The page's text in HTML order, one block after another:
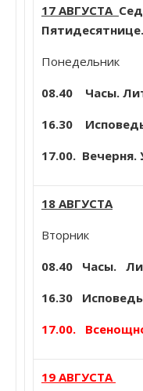
17 АВГУСТА
Понедельник
08.40 Часы.
16.30
17.00. Вечерня.
18 АВГУСТА
Вторник
08.40 Часы.
16.30
17.00.
19 АВГУСТА